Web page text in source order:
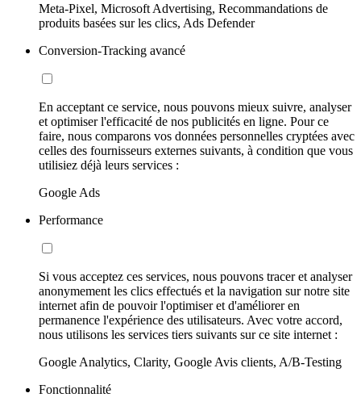
Meta-Pixel, Microsoft Advertising, Recommandations de
produits basées sur les clics, Ads Defender
Conversion-Tracking avancé
En acceptant ce service, nous pouvons mieux suivre, analyser
et optimiser l'efficacité de nos publicités en ligne. Pour ce
faire, nous comparons vos données personnelles cryptées avec
celles des fournisseurs externes suivants, à condition que vous
utilisiez déjà leurs services :
Google Ads
Performance
Si vous acceptez ces services, nous pouvons tracer et analyser
anonymement les clics effectués et la navigation sur notre site
internet afin de pouvoir l'optimiser et d'améliorer en
permanence l'expérience des utilisateurs. Avec votre accord,
nous utilisons les services tiers suivants sur ce site internet :
Google Analytics, Clarity, Google Avis clients, A/B-Testing
Fonctionnalité